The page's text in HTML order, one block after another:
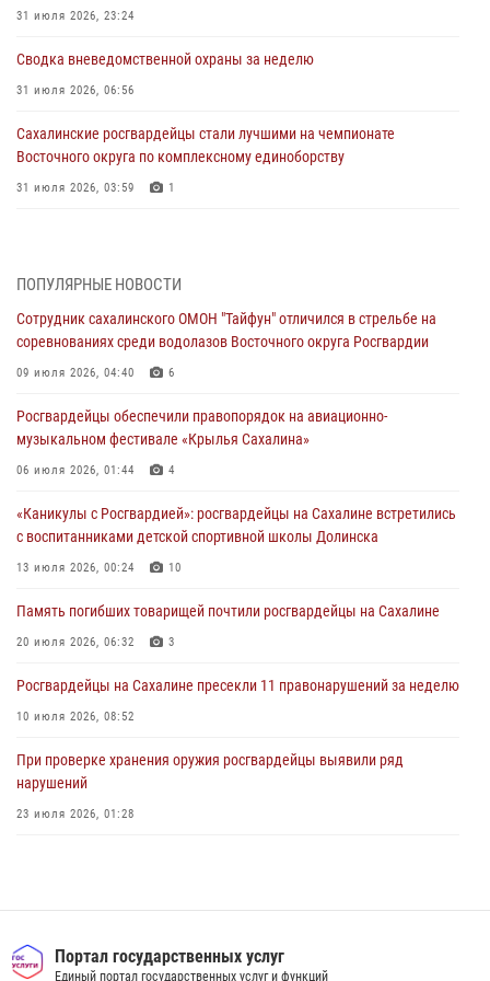
31 июля 2026, 23:24
Сводка вневедомственной охраны за неделю
31 июля 2026, 06:56
Сахалинские росгвардейцы стали лучшими на чемпионате
Восточного округа по комплексному единоборству
31 июля 2026, 03:59 1
пунктов
8 единиц огнестрельного оружия и 400 патронов изъяли
росгвардейцы у нарушителей на Сахалине
Сводка вневедомственной охраны за неделю
24 июля 2026, 05:58
При проверке хранения оружия росгвардейцы выявили ряд
нарушений
23 июля 2026, 01:28
ПОПУЛЯРНЫЕ НОВОСТИ
Сотрудник сахалинского ОМОН "Тайфун" отличился в стрельбе на
соревнованиях среди водолазов Восточного округа Росгвардии
09 июля 2026, 04:40 6
Росгвардейцы обеспечили правопорядок на авиационно-
музыкальном фестивале «Крылья Сахалина»
06 июля 2026, 01:44 4
«Каникулы с Росгвардией»: росгвардейцы на Сахалине встретились
с воспитанниками детской спортивной школы Долинска
13 июля 2026, 00:24 10
Память погибших товарищей почтили росгвардейцы на Сахалине
20 июля 2026, 06:32 3
Росгвардейцы на Сахалине пресекли 11 правонарушений за неделю
10 июля 2026, 08:52
При проверке хранения оружия росгвардейцы выявили ряд
нарушений
23 июля 2026, 01:28
16 июля 2026, 05:23
Контроль оборота оружия на Сахалине: за неделю изъято 20 единиц
оружия и 63 патрона
Портал государственных услуг
Единый портал государственных услуг и функций